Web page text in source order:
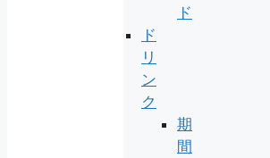
ド
ド
リ
ン
ク
期
間